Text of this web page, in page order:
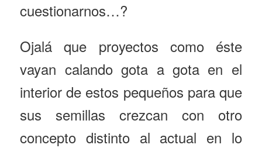
cuestionarnos…?
Ojalá que proyectos como éste
vayan calando gota a gota en el
interior de estos pequeños para que
sus semillas crezcan con otro
concepto distinto al actual en lo